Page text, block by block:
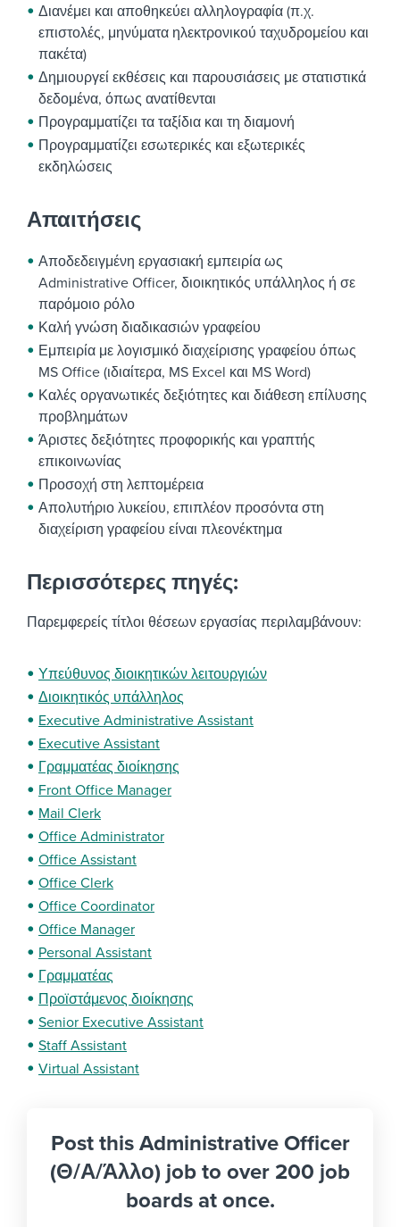
Διανέμει και αποθηκεύει αλληλογραφία (π.χ.
επιστολές, μηνύματα ηλεκτρονικού ταχυδρομείου και
πακέτα)
Δημιουργεί εκθέσεις και παρουσιάσεις με στατιστικά
δεδομένα, όπως ανατίθενται
Προγραμματίζει τα ταξίδια και τη διαμονή
Προγραμματίζει εσωτερικές και εξωτερικές
εκδηλώσεις
Απαιτήσεις
Αποδεδειγμένη εργασιακή εμπειρία ως
Administrative Officer, διοικητικός υπάλληλος ή σε
παρόμοιο ρόλο
Καλή γνώση διαδικασιών γραφείου
Εμπειρία με λογισμικό διαχείρισης γραφείου όπως
MS Office (ιδιαίτερα, MS Excel και MS Word)
Καλές οργανωτικές δεξιότητες και διάθεση επίλυσης
προβλημάτων
Άριστες δεξιότητες προφορικής και γραπτής
επικοινωνίας
Προσοχή στη λεπτομέρεια
Απολυτήριο λυκείου, επιπλέον προσόντα στη
διαχείριση γραφείου είναι πλεονέκτημα
Περισσότερες πηγές:
Παρεμφερείς τίτλοι θέσεων εργασίας περιλαμβάνουν:
Υπεύθυνος διοικητικών λειτουργιών
Διοικητικός υπάλληλος
Executive Administrative Assistant
Executive Assistant
Γραμματέας διοίκησης
Front Office Manager
Mail Clerk
Office Administrator
Office Assistant
Office Clerk
Office Coordinator
Office Manager
Personal Assistant
Γραμματέας
Προϊστάμενος διοίκησης
Senior Executive Assistant
Staff Assistant
Virtual Assistant
Post this Administrative Officer
(Θ/Α/Άλλο) job to over 200 job
boards at once.